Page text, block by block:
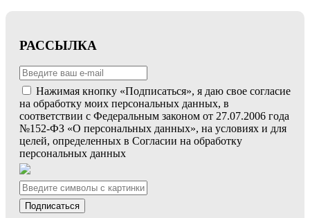
РАССЫЛКА
Нажимая кнопку «Подписаться», я даю свое согласие
на обработку моих персональных данных, в
соответствии с Федеральным законом от 27.07.2006 года
№152-ФЗ «О персональных данных», на условиях и для
целей, определенных в Согласии на обработку
персональных данных
Подписаться